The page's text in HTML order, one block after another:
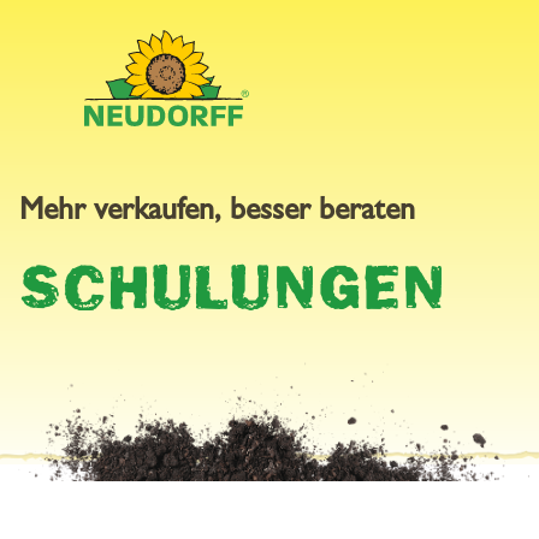
Mehr verkaufen, besser beraten
SCHULUNGEN
INFODIENST